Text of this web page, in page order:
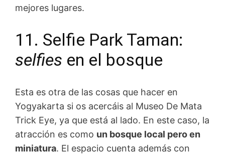
mejores lugares.
11. Selfie Park Taman:
selfies en el bosque
Esta es otra de las cosas que hacer en
Yogyakarta si os acercáis al Museo De Mata
Trick Eye, ya que está al lado. En este caso, la
atracción es como un bosque local pero en
miniatura. El espacio cuenta además con